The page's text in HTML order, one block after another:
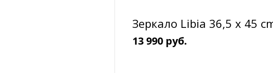
Зеркало Libia 36,5 x 45
13 990 руб.